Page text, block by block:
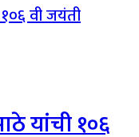
यांची १०६